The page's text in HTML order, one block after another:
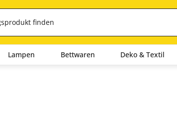
Lampen Bettwaren Deko & Textil